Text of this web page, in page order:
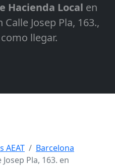
Hacienda Local en
Josep Pla, 163.,
llegar.
AEAT
Barcelona
Pla, 163. en